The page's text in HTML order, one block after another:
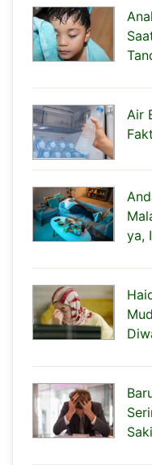
Air
ya,